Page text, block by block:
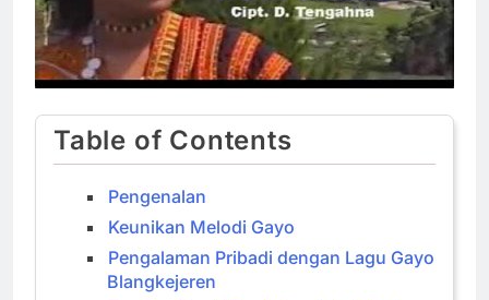
Table of Contents
Pengenalan
Keunikan Melodi Gayo
Pengalaman Pribadi dengan Lagu Gayo
Blangkejeren